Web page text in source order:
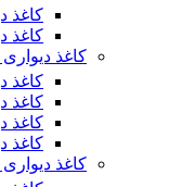
کاغذ
کاغذ
کاغذ دیواری
کاغذ
کاغذ
کاغذ
کاغذ
کاغذ